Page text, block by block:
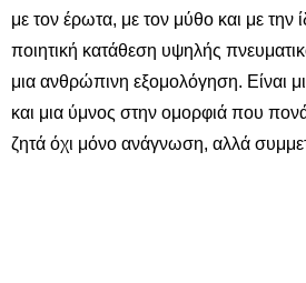
με τον έρωτα, με τον μύθο και με την
ποιητική κατάθεση υψηλής
μια ανθρώπινη εξομολόγηση. Είναι
και μια ύμνος στην ομορφιά που
ζητά όχι μόνο ανάγνωση, αλλά